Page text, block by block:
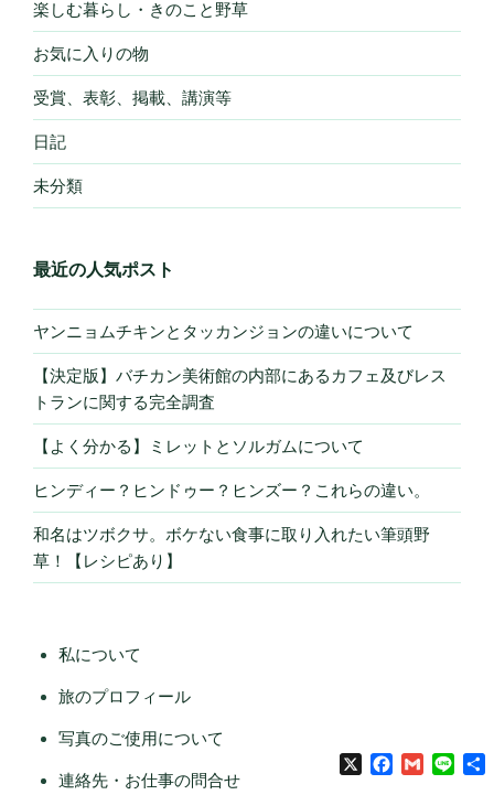
楽しむ暮らし・きのこと野草
お気に入りの物
受賞、表彰、掲載、講演等
日記
未分類
最近の人気ポスト
ヤンニョムチキンとタッカンジョンの違いについて
【決定版】バチカン美術館の内部にあるカフェ及びレス
トランに関する完全調査
【よく分かる】ミレットとソルガムについて
ヒンディー？ヒンドゥー？ヒンズー？これらの違い。
和名はツボクサ。ボケない食事に取り入れたい筆頭野
草！【レシピあり】
私について
旅のプロフィール
写真のご使用について
連絡先・お仕事の問合せ
X Facebook
GmailLine